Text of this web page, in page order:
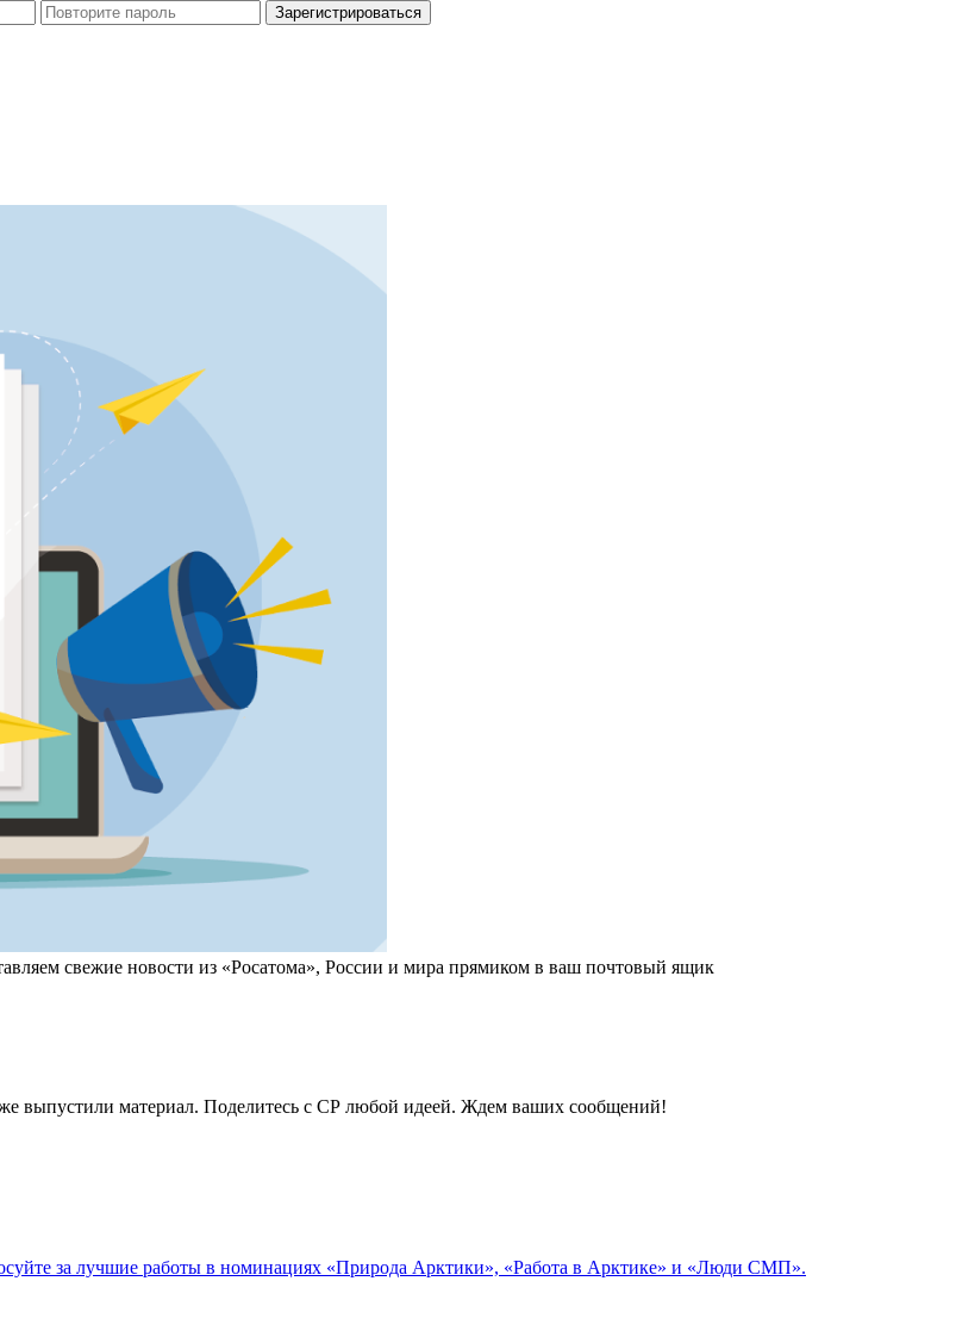
свежие новости из «Росатома», России и мира прямиком в ваш почтовый ящик
выпустили материал. Поделитесь с СР любой идеей. Ждем ваших сообщений!
за лучшие работы в номинациях «Природа Арктики», «Работа в Арктике» и «Люди СМП».